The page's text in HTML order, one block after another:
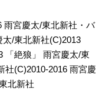
雨宮慶太/東北新社・バ
/東北新社(C)2013
「絶狼」 雨宮慶太/東
社(C)2010-2016 雨宮慶
北新社